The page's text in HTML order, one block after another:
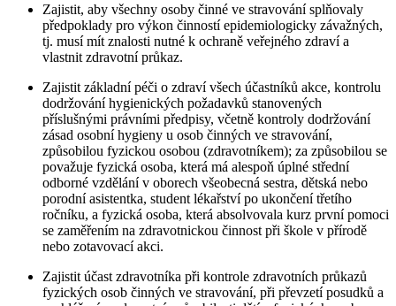
Zajistit, aby všechny osoby činné ve stravování splňovaly
předpoklady pro výkon činností epidemiologicky závažných,
tj. musí mít znalosti nutné k ochraně veřejného zdraví a
vlastnit zdravotní průkaz.
Zajistit základní péči o zdraví všech účastníků akce, kontrolu
dodržování hygienických požadavků stanovených
příslušnými právními předpisy, včetně kontroly dodržování
zásad osobní hygieny u osob činných ve stravování,
způsobilou fyzickou osobou (zdravotníkem); za způsobilou se
považuje fyzická osoba, která má alespoň úplné střední
odborné vzdělání v oborech všeobecná sestra, dětská nebo
porodní asistentka, student lékařství po ukončení třetího
ročníku, a fyzická osoba, která absolvovala kurz první pomoci
se zaměřením na zdravotnickou činnost při škole v přírodě
nebo zotavovací akci.
Zajistit účast zdravotníka při kontrole zdravotních průkazů
fyzických osob činných ve stravování, při převzetí posudků a